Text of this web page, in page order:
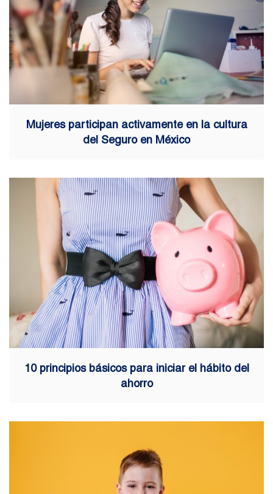
Mujeres participan activamente en la cultura
del Seguro en México
10 principios básicos para iniciar el hábito del
ahorro